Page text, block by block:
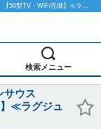
マンスリーリブマックス新神戸ステーションサウス■『2LDK・禁煙部屋』【50型TV・WiFi完備】≪ラグジュアリーシリーズ≫のマンスリーマンション物件詳細「グッドマンスリー」
検索メニュー
サウス
≪ラグジュ